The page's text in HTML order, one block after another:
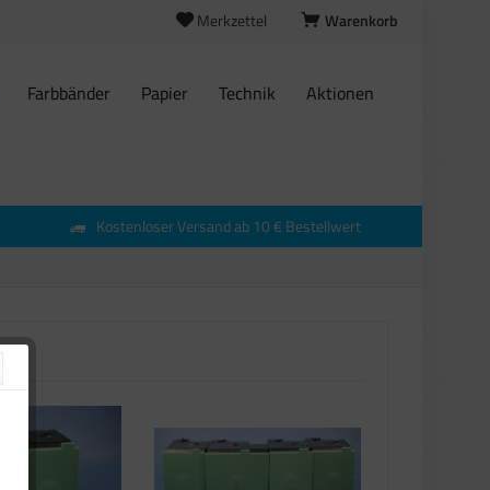
Warenkorb
Merkzettel
Farbbänder Papier Technik Aktionen
Kostenloser Versand ab 10 € Bestellwert